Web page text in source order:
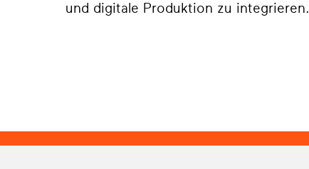
und digitale Produktion zu integrieren.